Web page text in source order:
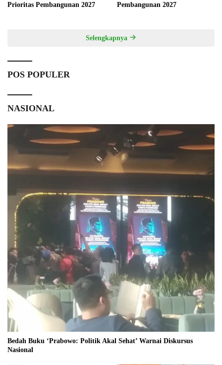
Prioritas Pembangunan 2027
Pembangunan 2027
Selengkapnya
POS POPULER
NASIONAL
Bedah Buku ‘Prabowo: Politik Akal Sehat’ Warnai Diskursus
Nasional